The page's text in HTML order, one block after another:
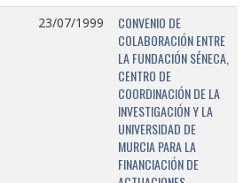
23/07/1999
CONVENIO DE
COLABORACIÓN ENTRE
LA FUNDACIÓN SÉNECA,
CENTRO DE
COORDINACIÓN DE LA
INVESTIGACIÓN Y LA
UNIVERSIDAD DE
MURCIA PARA LA
FINANCIACIÓN DE